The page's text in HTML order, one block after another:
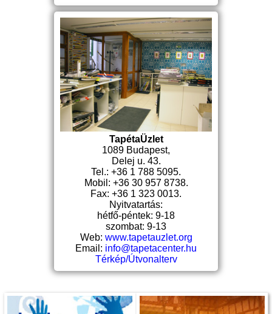
TapétaÜzlet
1089 Budapest,
Delej u. 43.
Tel.: +36 1 788 5095.
Mobil: +36 30 957 8738.
Fax: +36 1 323 0013.
Nyitvatartás:
hétfő-péntek: 9-18
szombat: 9-13
Web: www.tapetauzlet.org
Email: info@tapetacenter.hu
Térkép/Útvonalterv